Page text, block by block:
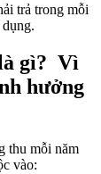
trả trong mỗi
gì? Vì
hưởng
thu mỗi năm
vào: